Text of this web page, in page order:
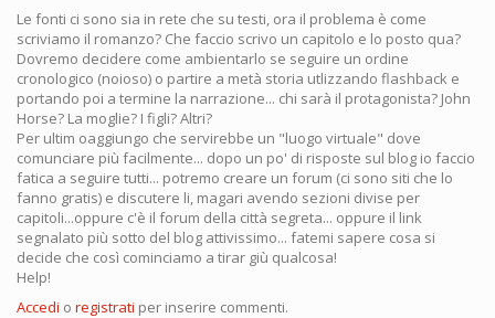
Le fonti ci sono sia in rete che su testi, ora il problema è come
scriviamo il romanzo? Che faccio scrivo un capitolo e lo posto qua?
Dovremo decidere come ambientarlo se seguire un ordine
cronologico (noioso) o partire a metà storia utlizzando flashback e
portando poi a termine la narrazione... chi sarà il protagonista? John
Horse? La moglie? I figli? Altri?
Per ultim oaggiungo che servirebbe un "luogo virtuale" dove
comunciare più facilmente... dopo un po' di risposte sul blog io faccio
fatica a seguire tutti... potremo creare un forum (ci sono siti che lo
fanno gratis) e discutere li, magari avendo sezioni divise per
capitoli...oppure c'è il forum della città segreta... oppure il link
segnalato più sotto del blog attivissimo... fatemi sapere cosa si
decide che così cominciamo a tirar giù qualcosa!
Help!
Accedi o registrati per inserire commenti.